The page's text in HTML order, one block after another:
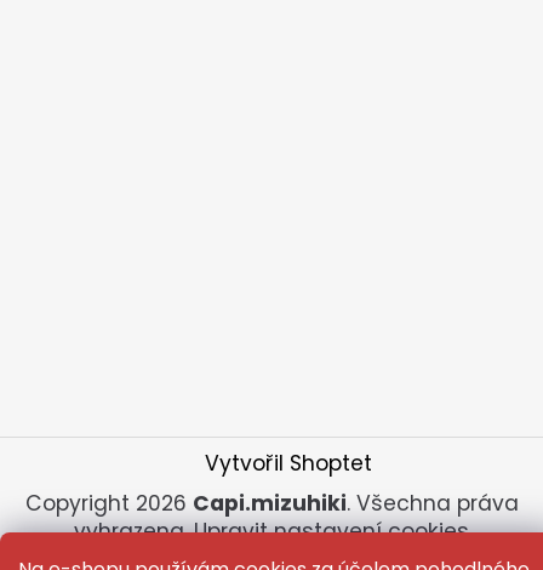
Vytvořil Shoptet
Copyright 2026 Capi.mizuhiki. Všechna práva
vyhrazena.Upravit nastavení cookies